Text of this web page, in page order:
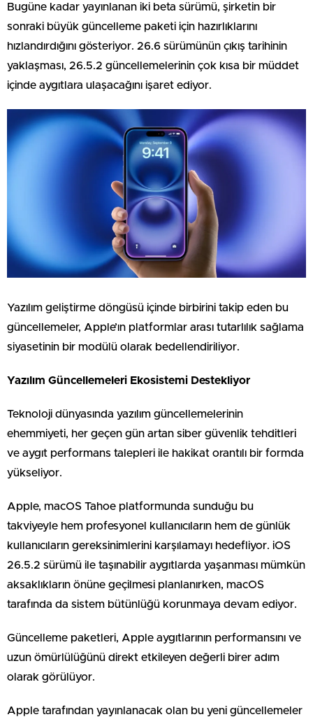
Bugüne kadar yayınlanan iki beta sürümü, şirketin bir
sonraki büyük güncelleme paketi için hazırlıklarını
hızlandırdığını gösteriyor. 26.6 sürümünün çıkış tarihinin
yaklaşması, 26.5.2 güncellemelerinin çok kısa bir müddet
içinde aygıtlara ulaşacağını işaret ediyor.
Yazılım geliştirme döngüsü içinde birbirini takip eden bu
güncellemeler, Apple’ın platformlar arası tutarlılık sağlama
siyasetinin bir modülü olarak bedellendiriliyor.
Yazılım Güncellemeleri Ekosistemi Destekliyor
Teknoloji dünyasında yazılım güncellemelerinin
ehemmiyeti, her geçen gün artan siber güvenlik tehditleri
ve aygıt performans talepleri ile hakikat orantılı bir formda
yükseliyor.
Apple, macOS Tahoe platformunda sunduğu bu
takviyeyle hem profesyonel kullanıcıların hem de günlük
kullanıcıların gereksinimlerini karşılamayı hedefliyor. iOS
26.5.2 sürümü ile taşınabilir aygıtlarda yaşanması mümkün
aksaklıkların önüne geçilmesi planlanırken, macOS
tarafında da sistem bütünlüğü korunmaya devam ediyor.
Güncelleme paketleri, Apple aygıtlarının performansını ve
uzun ömürlülüğünü direkt etkileyen değerli birer adım
olarak görülüyor.
Apple tarafından yayınlanacak olan bu yeni güncellemeler